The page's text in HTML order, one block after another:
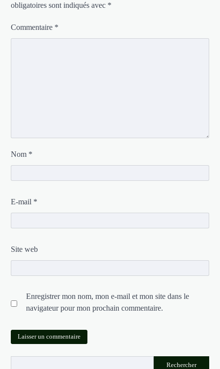
obligatoires sont indiqués avec *
Commentaire *
Nom *
E-mail *
Site web
Enregistrer mon nom, mon e-mail et mon site dans le
navigateur pour mon prochain commentaire.
Rechercher